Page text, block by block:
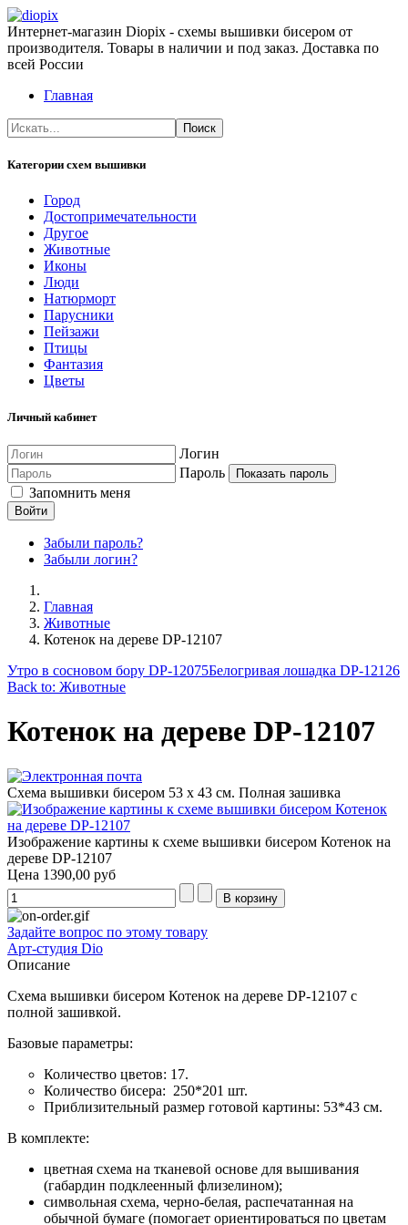
Интернет-магазин Diopix - схемы вышивки бисером от
производителя. Товары в наличии и под заказ. Доставка по
всей России
Главная
Категории схем вышивки
Город
Достопримечательности
Другое
Животные
Иконы
Люди
Натюрморт
Парусники
Пейзажи
Птицы
Фантазия
Цветы
Личный кабинет
Логин
Пароль
Показать пароль
Запомнить меня
Войти
Забыли пароль?
Забыли логин?
Главная
Животные
Котенок на дереве DP-12107
Утро в сосновом бору DP-12075Белогривая лошадка DP-12126
Back to: Животные
Котенок на дереве DP-12107
Схема вышивки бисером 53 х 43 см. Полная зашивка
Изображение картины к схеме вышивки бисером Котенок на
дереве DP-12107
Цена 1390,00 руб
Задайте вопрос по этому товару
Арт-студия Dio
Описание
Схема вышивки бисером Котенок на дереве DP-12107 с
полной зашивкой.
Базовые параметры:
Количество цветов: 17.
Количество бисера: 250*201 шт.
Приблизительный размер готовой картины: 53*43 см.
В комплекте:
цветная схема на тканевой основе для вышивания
(габардин подклеенный флизелином);
символьная схема, черно-белая, распечатанная на
обычной бумаге (помогает ориентироваться по цветам